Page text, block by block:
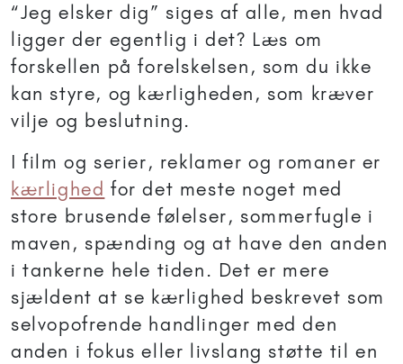
“Jeg elsker dig” siges af alle, men hvad
ligger der egentlig i det? Læs om
forskellen på forelskelsen, som du ikke
kan styre, og kærligheden, som kræver
vilje og beslutning.
I film og serier, reklamer og romaner er
kærlighed for det meste noget med
store brusende følelser, sommerfugle i
maven, spænding og at have den anden
i tankerne hele tiden. Det er mere
sjældent at se kærlighed beskrevet som
selvopofrende handlinger med den
anden i fokus eller livslang støtte til en